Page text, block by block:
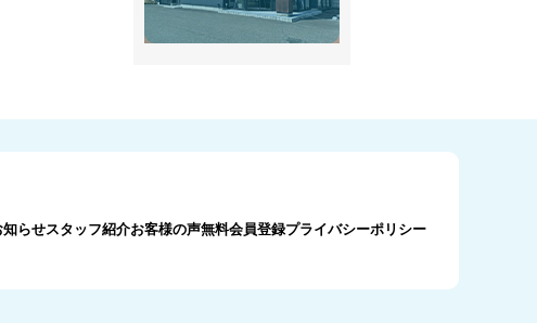
知らせスタッフ紹介お客様の声無料会員登録プライバシーポリシー